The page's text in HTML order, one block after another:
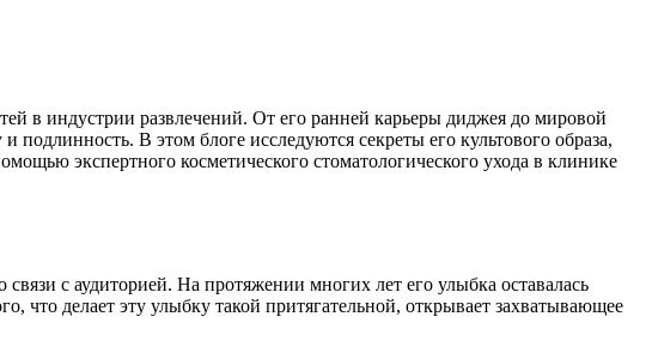
в индустрии развлечений. От его ранней карьеры диджея до мировой
В этом блоге исследуются секреты его культового образа,
экспертного косметического стоматологического ухода в клинике
с аудиторией. На протяжении многих лет его улыбка оставалась
что делает эту улыбку такой притягательной, открывает захватывающее